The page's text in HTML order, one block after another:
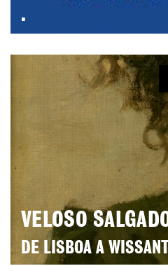
.
VELOSO
DE LISBOA A